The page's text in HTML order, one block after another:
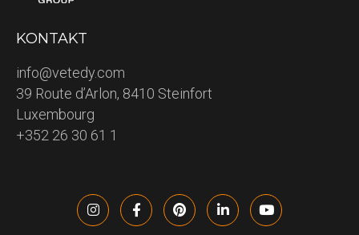
KONTAKT
info@vetedy.com
39 Route d’Arlon, 8410 Steinfort
Luxembourg
+352 26 30 61 1